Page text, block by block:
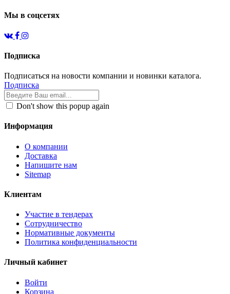
Мы в соцсетях
Подписка
Подписаться на новости компании и новинки каталога.
Подписка
Don't show this popup again
Информация
О компании
Доставка
Напишите нам
Sitemap
Клиентам
Участие в тендерах
Сотрудничество
Нормативные документы
Политика конфиденциальности
Личный кабинет
Войти
Корзина